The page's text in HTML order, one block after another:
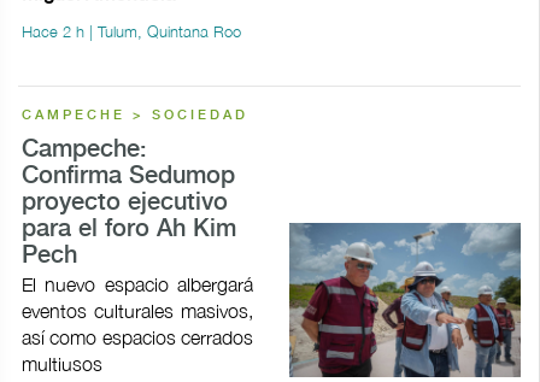
Hace 2 h | Tulum, Quintana Roo
CAMPECHE > SOCIEDAD
Campeche:
Confirma Sedumop
proyecto ejecutivo
para el foro Ah Kim
Pech
El nuevo espacio albergará
eventos culturales masivos,
así como espacios cerrados
multiusos